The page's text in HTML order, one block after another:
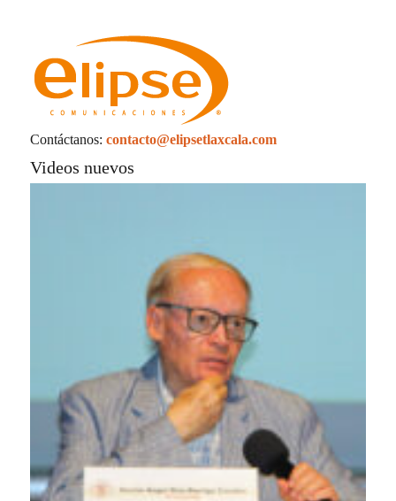
Contáctanos: contacto@elipsetlaxcala.com
Videos nuevos